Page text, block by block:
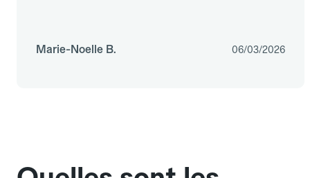
Marie-Noelle B. 06/03/2026